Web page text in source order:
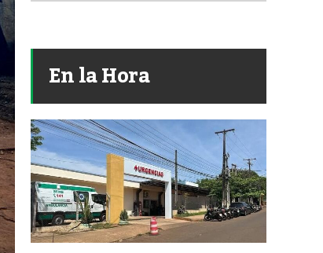
En la Hora